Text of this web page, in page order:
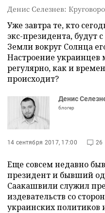
Денис Селезнев:
Уже завтра те, кто
экс-президента, будут
Земли вокруг Солнца
Настроение украинцев
регулярно, как и
происходит?
Денис
блогер
14 сентября 2017, 17:00 26
Еще совсем недавно
президент и бывший
Саакашвили служил
издевательств со
украинских политиков